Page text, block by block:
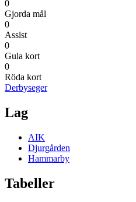
0
Gjorda mål
0
Assist
0
Gula kort
0
Röda kort
Derbyseger
Lag
AIK
Djurgården
Hammarby
Tabeller